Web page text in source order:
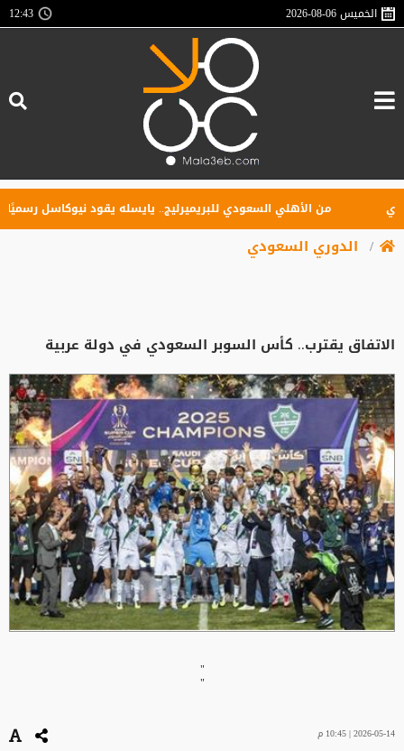
الخميس2026-08-06
12:43
من الأهلي السعودي للبريميرليج.. يايسله يقود نيوكاسل رسميًا
الدوري السعودي
الاتفاق يقترب.. كأس السوبر السعودي في دولة عربية
"
"
2026-05-14 | 10:45 م